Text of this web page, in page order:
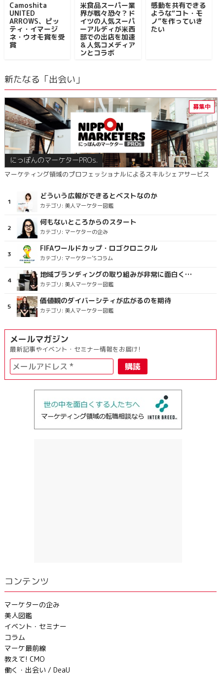
Camoshita
UNITED
ARROWS、ピッ
ティ・イマージ
ネ・ウオモ賞を受
賞
米食品スーパー業
界が戦々恐々？ド
イツの人気スーパ
ーアルディが米西
部での出店を加速
＆人気コメディア
ンとコラボ
感動を共有できる
ような“コト・モ
ノ”を作っていき
たい
新たなる「出会い」
にっぽんのマーケターPROs.
マーケティング領域のプロフェッショナルによるスキルシェアサービス
どういう広報ができるとベストなのか
カテゴリ: 美人マーケター図鑑
何もないところからのスタート
カテゴリ: マーケターの企み
FIFAワールドカップ・ロゴクロニクル
カテゴリ: マーケター’Sコラム
地域ブランディングの取り組みが非常に面白く注目しています
カテゴリ: 美人マーケター図鑑
価値観のダイバーシティが広がるのを期待
カテゴリ: 美人マーケター図鑑
メールマガジン
最新記事やイベント・セミナー情報をお届け!
コンテンツ
マーケターの企み
美人図鑑
イベント・セミナー
コラム
マーケ最前線
教えて! CMO
働く・出会い / DeaU